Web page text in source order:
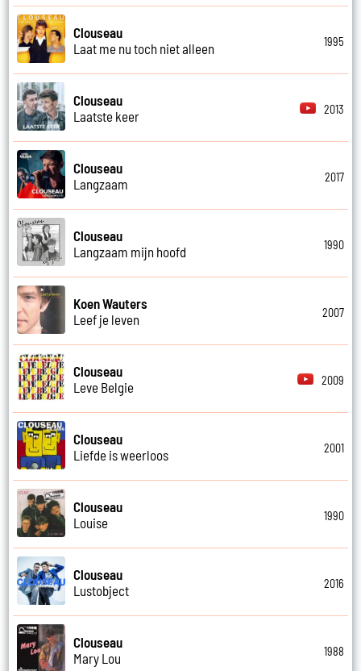
Clouseau
Laat me nu toch niet alleen
1995
Clouseau
Laatste keer
2013
Clouseau
Langzaam
2017
Clouseau
Langzaam mijn hoofd
1990
Koen Wauters
Leef je leven
2007
Clouseau
Leve Belgie
2009
Clouseau
Liefde is weerloos
2001
Clouseau
Louise
1990
Clouseau
Lustobject
2016
Clouseau
Mary Lou
1988